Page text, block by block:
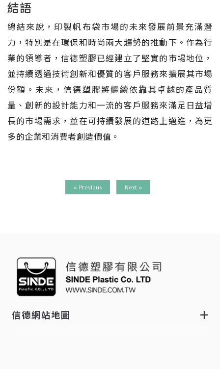
結語
總結來說，印製帆布袋市場的未來發展前景充滿潛
力，特別是在環保和時尚兩大趨勢的推動下。作為行
業的領導者，信德塑膠已經建立了堅實的市場地位，
並持續透過技術創新和優質的客戶服務來擴展其市場
份額。未來，信德塑膠將繼續依靠其卓越的產品質
量、創新的設計能力和一流的客戶服務來滿足日益增
長的市場需求，並在可持續發展的道路上邁進，為更
多的企業和消費者創造價值。
« Previous Next »
信德網站地圖